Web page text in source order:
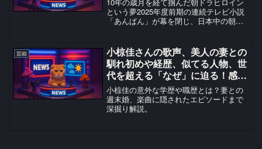
10年の歳月を経て掴んだ朝ドラヒロイン
という夢2025年度前期の連続テレビ小説
「あんぱん」が幕を閉じ、日本中の朝を
者を魅了した彼女ですが、その軌跡は決
して平坦なものでは...
芸能
小椋佳さんの歌声、美人の妻との
馴れ初めや経歴、似てる人物、世
代を超える「なぜ」に迫る！感動
と衝撃の真実を調査！
小椋佳の意外な学歴や職歴とは？妻との
週末婚、楽曲に隠されたエピソードまで
深掘り解説。